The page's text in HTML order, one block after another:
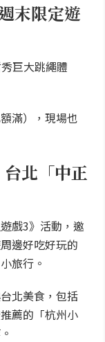
末限定遊
巨大跳繩體
滿），現場也
台北「中正
戲3》活動，邀
邊好吃好玩的
旅行。
北美食，包括
薦的「杭州小